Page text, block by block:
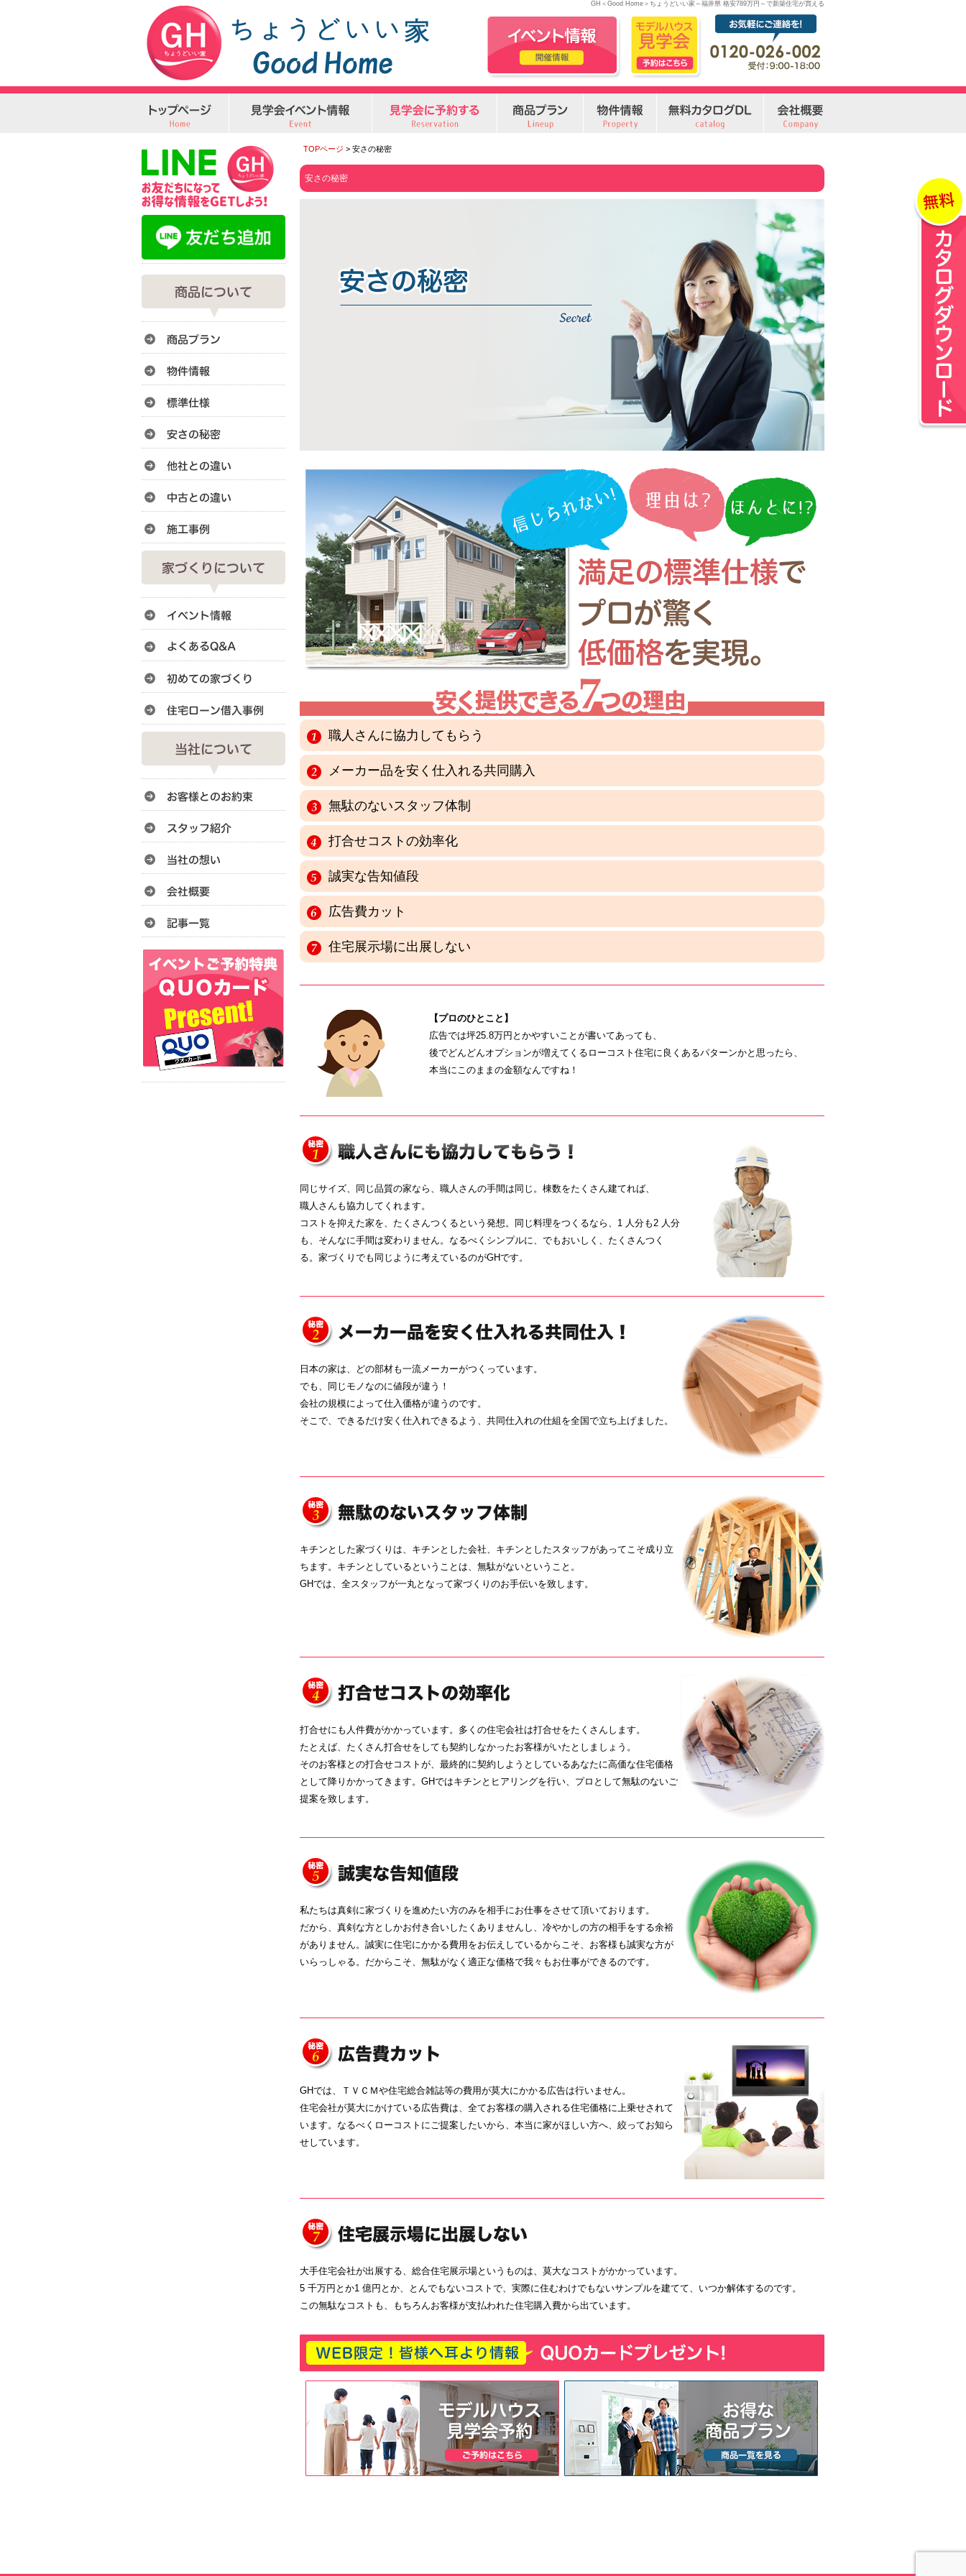
GH＜Good Home＞ちょうどいい家～福井県 格安789万円～で新築住宅が買える
TOPページ > 安さの秘密
安さの秘密
職人さんに協力してもらう
メーカー品を安く仕入れる共同購入
無駄のないスタッフ体制
打合せコストの効率化
誠実な告知値段
広告費カット
住宅展示場に出展しない
【プロのひとこと】
広告では坪25.8万円とかやすいことが書いてあっても、
後でどんどんオプションが増えてくるローコスト住宅に良くあるパターンかと思ったら、
本当にこのままの金額なんですね！
同じサイズ、同じ品質の家なら、職人さんの手間は同じ。棟数をたくさん建てれば、
職人さんも協力してくれます。
コストを抑えた家を、たくさんつくるという発想。同じ料理をつくるなら、1 人分も2 人分
も、そんなに手間は変わりません。なるべくシンプルに、でもおいしく、たくさんつく
る。家づくりでも同じように考えているのがGHです。
日本の家は、どの部材も一流メーカーがつくっています。
でも、同じモノなのに値段が違う！
会社の規模によって仕入価格が違うのです。
そこで、できるだけ安く仕入れできるよう、共同仕入れの仕組を全国で立ち上げました。
キチンとした家づくりは、キチンとした会社、キチンとしたスタッフがあってこそ成り立
ちます。キチンとしているということは、無駄がないということ。
GHでは、全スタッフが一丸となって家づくりのお手伝いを致します。
打合せにも人件費がかかっています。多くの住宅会社は打合せをたくさんします。
たとえば、たくさん打合せをしても契約しなかったお客様がいたとしましょう。
そのお客様との打合せコストが、最終的に契約しようとしているあなたに高価な住宅価格
として降りかかってきます。GHではキチンとヒアリングを行い、プロとして無駄のないご
提案を致します。
私たちは真剣に家づくりを進めたい方のみを相手にお仕事をさせて頂いております。
だから、真剣な方としかお付き合いしたくありませんし、冷やかしの方の相手をする余裕
がありません。誠実に住宅にかかる費用をお伝えしているからこそ、お客様も誠実な方が
いらっしゃる。だからこそ、無駄がなく適正な価格で我々もお仕事ができるのです。
GHでは、ＴＶＣＭや住宅総合雑誌等の費用が莫大にかかる広告は行いません。
住宅会社が莫大にかけている広告費は、全てお客様の購入される住宅価格に上乗せされて
います。なるべくローコストにご提案したいから、本当に家がほしい方へ、絞ってお知ら
せしています。
大手住宅会社が出展する、総合住宅展示場というものは、莫大なコストがかかっています。
5 千万円とか1 億円とか、とんでもないコストで、実際に住むわけでもないサンプルを建てて、いつか解体するのです。
この無駄なコストも、もちろんお客様が支払われた住宅購入費から出ています。